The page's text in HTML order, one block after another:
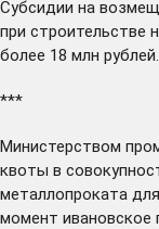
Субсидии на
при строительстве
более 18 млн рублей.
***
Министерством
квоты в
металлопроката
момент ивановское